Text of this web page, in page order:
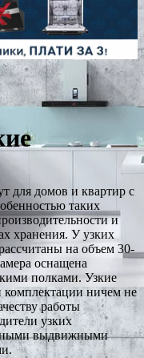
для домов и квартир с
таких
и
хранения. У узких
на объем 30-
оснащена
полками. Узкие
комплектации ничем не
работы
узких
выдвижными